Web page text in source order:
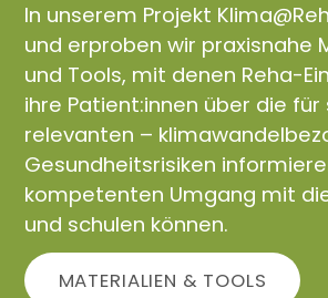
In unserem Projekt
und erproben wir praxisnahe
und Tools, mit denen Reha-
ihre Patient:innen über die für
relevanten –
Gesundheitsrisiken
kompetenten Umgang mit
und schulen können.
MATERIALIEN & TOOLS